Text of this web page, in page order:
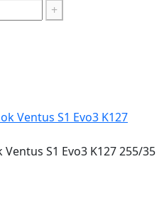
+
S1 Evo3 K127 255/35